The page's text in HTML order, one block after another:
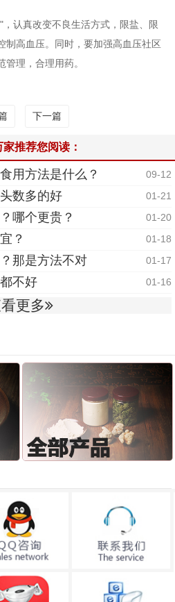
认真改变不良生活方式，限盐、限
制高血压。同时，要加强高血压社区
理，合理用药。
下一篇
推荐您阅读：
用方法是什么？ 09-12
数多的好 01-21
哪个更贵？ 01-20
？ 01-18
那是方法不对 01-17
不好 01-16
更多